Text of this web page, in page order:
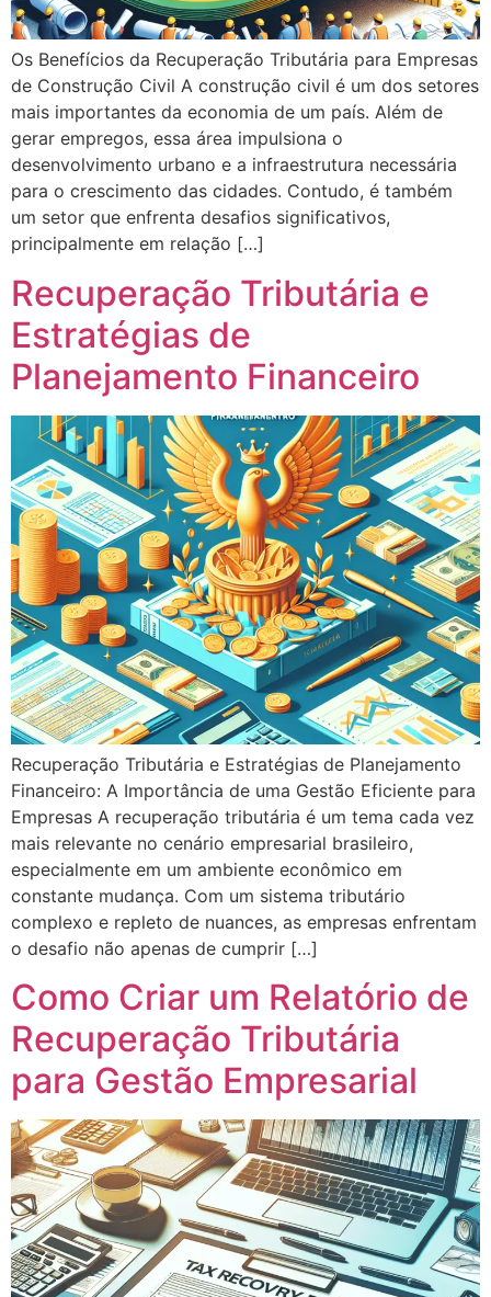
Os Benefícios da Recuperação Tributária para Empresas
de Construção Civil A construção civil é um dos setores
mais importantes da economia de um país. Além de
gerar empregos, essa área impulsiona o
desenvolvimento urbano e a infraestrutura necessária
para o crescimento das cidades. Contudo, é também
um setor que enfrenta desafios significativos,
principalmente em relação […]
Recuperação Tributária e
Estratégias de
Planejamento Financeiro
Recuperação Tributária e Estratégias de Planejamento
Financeiro: A Importância de uma Gestão Eficiente para
Empresas A recuperação tributária é um tema cada vez
mais relevante no cenário empresarial brasileiro,
especialmente em um ambiente econômico em
constante mudança. Com um sistema tributário
complexo e repleto de nuances, as empresas enfrentam
o desafio não apenas de cumprir […]
Como Criar um Relatório de
Recuperação Tributária
para Gestão Empresarial